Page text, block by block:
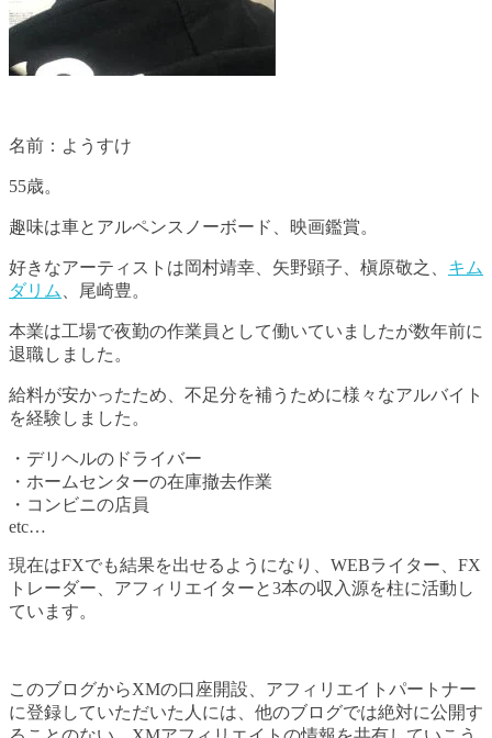
名前：ようすけ
55歳。
趣味は車とアルペンスノーボード、映画鑑賞。
好きなアーティストは岡村靖幸、矢野顕子、槇原敬之、 キム
ダリム
、尾崎豊。
本業は工場で夜勤の作業員として働いていましたが数年前に
退職しました。
給料が安かったため、不足分を補うために様々なアルバイト
を経験しました。
・デリヘルのドライバー
・ホームセンターの在庫撤去作業
・コンビニの店員
etc…
現在はFXでも結果を出せるようになり、WEBライター、FX
トレーダー、アフィリエイターと3本の収入源を柱に活動し
ています。
このブログからXMの口座開設、アフィリエイトパートナー
に登録していただいた人には、他のブログでは絶対に公開す